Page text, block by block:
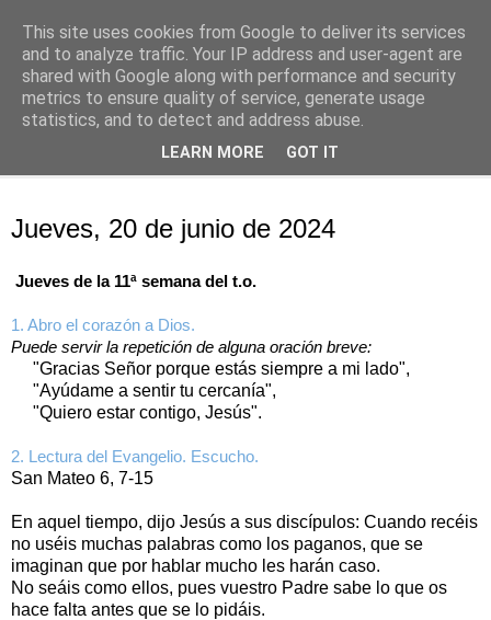
Oración personal
con el Evangelio de cada día
Jueves, 20 de junio de 2024
Jueves de la 11ª semana del t.o.
1. Abro el corazón a Dios.
Puede servir la repetición de alguna oración breve:
"Gracias Señor porque estás siempre a mi lado",
"Ayúdame a sentir tu cercanía",
"Quiero estar contigo, Jesús".
2. Lectura del Evangelio. Escucho.
San Mateo 6, 7-15
En aquel tiempo, dijo Jesús a sus discípulos: Cuando recéis
no uséis muchas palabras como los paganos, que se
imaginan que por hablar mucho les harán caso.
No seáis como ellos, pues vuestro Padre sabe lo que os
hace falta antes que se lo pidáis.
This site uses cookies from Google to deliver its services
and to analyze traffic. Your IP address and user-agent are
shared with Google along with performance and security
metrics to ensure quality of service, generate usage
statistics, and to detect and address abuse.
LEARN MORE GOT IT